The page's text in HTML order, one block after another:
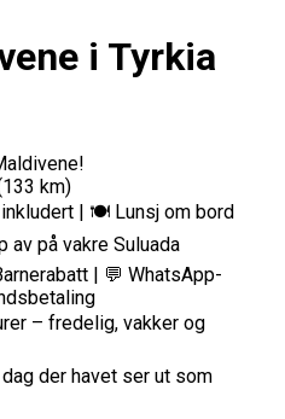
i Tyrkia
km)
| 🍽️ Lunsj om bord
på vakre Suluada
| 💬 WhatsApp-
– fredelig, vakker og
der havet ser ut som